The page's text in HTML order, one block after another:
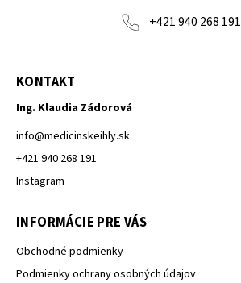
+421 940 268 191
KONTAKT
Ing. Klaudia Zádorová
info@medicinskeihly.sk
+421 940 268 191
Instagram
INFORMÁCIE PRE VÁS
Obchodné podmienky
Podmienky ochrany osobných údajov